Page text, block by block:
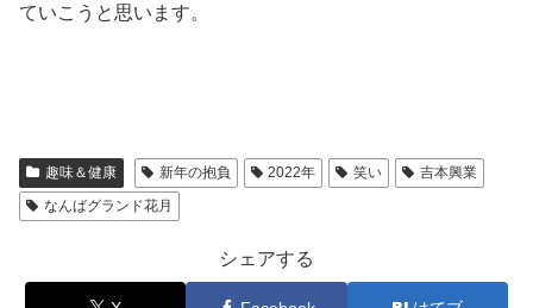
ていこうと思います。
趣味＆健康 新年の抱負 2022年 笑い
吉本興業
なんばグランド花月
シェアする